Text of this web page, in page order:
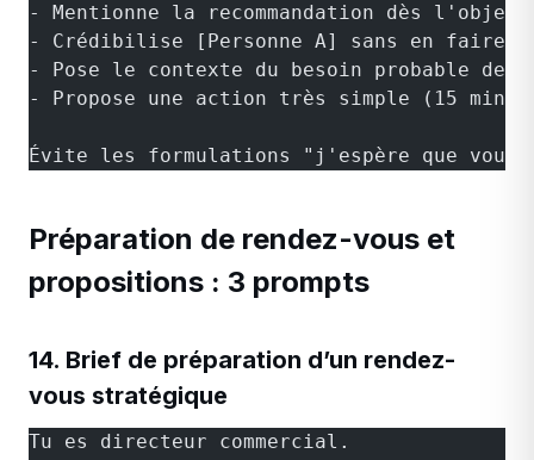
- Mentionne la recommandation dès l'objet
- Crédibilise [Personne A] sans en faire
- Pose le contexte du besoin probable de
- Propose une action très simple (15 min
Évite les formulations "j'espère que
Préparation de rendez-vous et
propositions : 3 prompts
14. Brief de préparation d’un rendez-
vous stratégique
Tu es directeur commercial.